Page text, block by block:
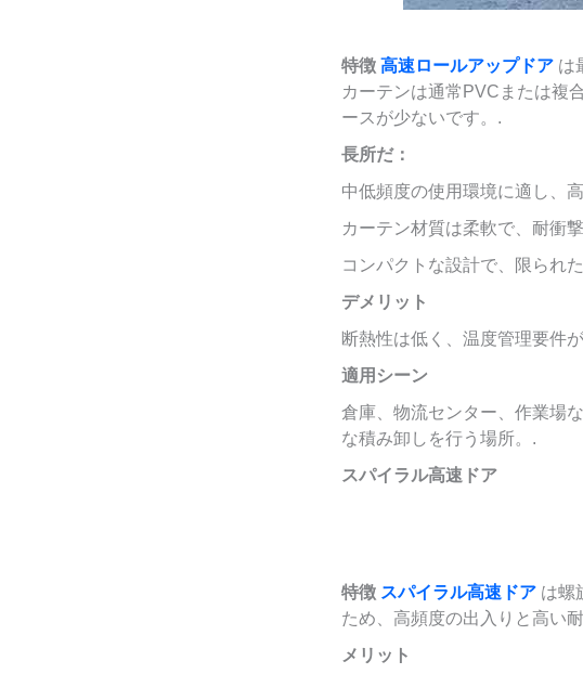
特徴 高速ロールアップドア は
カーテンは通常PVCまたは複
ースが少ないです。.
長所だ：
中低頻度の使用環境に適し、
カーテン材質は柔軟で、耐衝
コンパクトな設計で、限られ
デメリット
断熱性は低く、温度管理要件
適用シーン
倉庫、物流センター、作業場
な積み卸しを行う場所。.
スパイラル高速ドア
特徴 スパイラル高速ドア は螺
ため、高頻度の出入りと高い
メリット